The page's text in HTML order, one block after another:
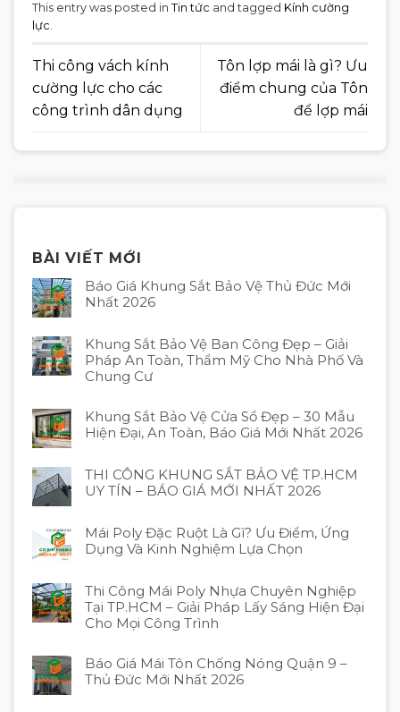
This entry was posted in Tin tức and tagged Kính cường
lực.
Thi công vách kính
cường lực cho các
công trình dân dụng
Tôn lợp mái là gì? Ưu
điểm chung của Tôn
để lợp mái
BÀI VIẾT MỚI
Báo Giá Khung Sắt Bảo Vệ Thủ Đức Mới
Nhất 2026
Khung Sắt Bảo Vệ Ban Công Đẹp – Giải
Pháp An Toàn, Thẩm Mỹ Cho Nhà Phố Và
Chung Cư
Khung Sắt Bảo Vệ Cửa Sổ Đẹp – 30 Mẫu
Hiện Đại, An Toàn, Báo Giá Mới Nhất 2026
THI CÔNG KHUNG SẮT BẢO VỆ TP.HCM
UY TÍN – BÁO GIÁ MỚI NHẤT 2026
Mái Poly Đặc Ruột Là Gì? Ưu Điểm, Ứng
Dụng Và Kinh Nghiệm Lựa Chọn
Thi Công Mái Poly Nhựa Chuyên Nghiệp
Tại TP.HCM – Giải Pháp Lấy Sáng Hiện Đại
Cho Mọi Công Trình
Báo Giá Mái Tôn Chống Nóng Quận 9 –
Thủ Đức Mới Nhất 2026